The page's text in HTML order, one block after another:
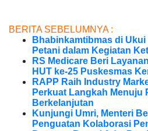
BERITA SEBELUMNYA :
Bhabinkamtibmas di
Petani dalam Kegiatan
RS Medicare Beri
HUT ke-25 Puskesmas
RAPP Raih Industry
Perkuat Langkah Menuju
Berkelanjutan
Kunjungi Umri, Menteri
Penguatan Kolaborasi